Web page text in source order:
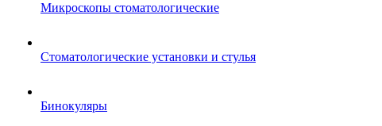
Микроскопы стоматологические
Стоматологические установки и стулья
Бинокуляры